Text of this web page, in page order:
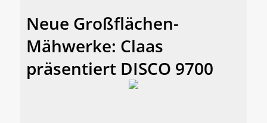
Neue Großflächen-
Mähwerke: Claas
präsentiert DISCO 9700